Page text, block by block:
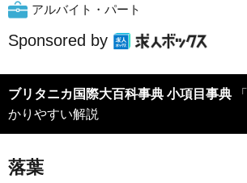
アルバイト・パート
Sponsored by
ブリタニカ国際大百科事典 小項目事典
かりやすい解説
落葉